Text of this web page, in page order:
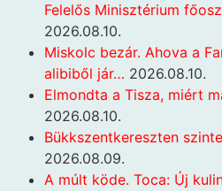
Felelős Minisztérium
2026.08.10.
Miskolc bezár. Ahova a
alibiből jár… 2026.08.10.
Elmondta a Tisza, miért
2026.08.10.
Bükkszentkereszten
2026.08.09.
A múlt köde. Toca: Új